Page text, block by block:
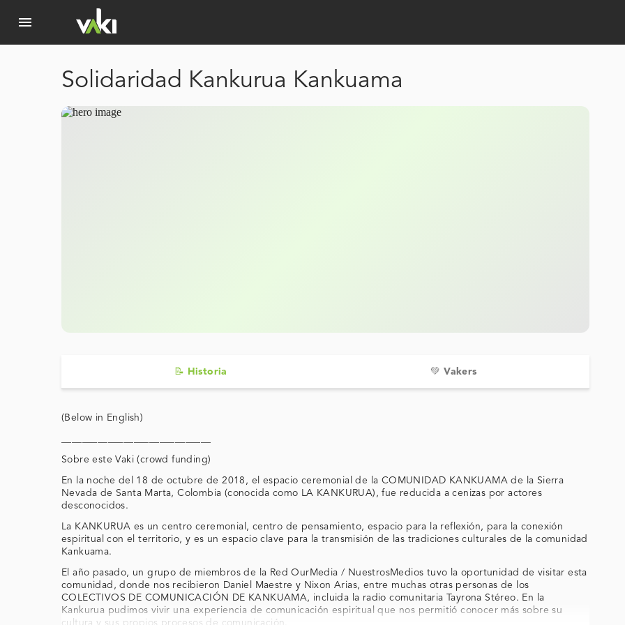
menu
Solidaridad Kankurua Kankuama
📝 Historia 💚 Vakers
(Below in English)
Sobre este Vaki (crowd funding)
En la noche del 18 de octubre de 2018, el espacio ceremonial de la COMUNIDAD KANKUAMA de la Sierra
Nevada de Santa Marta, Colombia (conocida como LA KANKURUA), fue reducida a cenizas por actores
desconocidos.
La KANKURUA es un centro ceremonial, centro de pensamiento, espacio para la reflexión, para la conexión
espiritual con el territorio, y es un espacio clave para la transmisión de las tradiciones culturales de la comunidad
Kankuama.
El año pasado, un grupo de miembros de la Red OurMedia / NuestrosMedios tuvo la oportunidad de visitar esta
comunidad, donde nos recibieron Daniel Maestre y Nixon Arias, entre muchas otras personas de los
COLECTIVOS DE COMUNICACIÓN DE KANKUAMA, incluida la radio comunitaria Tayrona Stéreo. En la
Kankurua pudimos vivir una experiencia de comunicación espiritual que nos permitió conocer más sobre su
cultura y sus propios procesos de comunicación.